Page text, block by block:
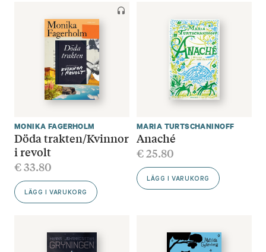
MONIKA FAGERHOLM
Döda trakten/Kvinnor
i revolt
€33.80
LÄGG I VARUKORG
MARIA TURTSCHANINOFF
Anaché
€25.80
LÄGG I VARUKORG